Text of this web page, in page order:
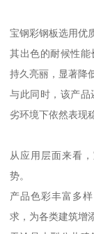
宝钢彩钢板选用优
其出色的耐候性
持久亮丽，显著降
与此同时，该产
劣环境下依然表现
从应用层面来看
势。
产品色彩丰富多
求，为各类建筑增